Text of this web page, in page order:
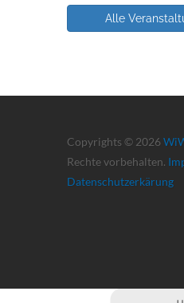
Alle
Copyrights © 2026
Rechte vorbehalten.
Datenschutzerkärung